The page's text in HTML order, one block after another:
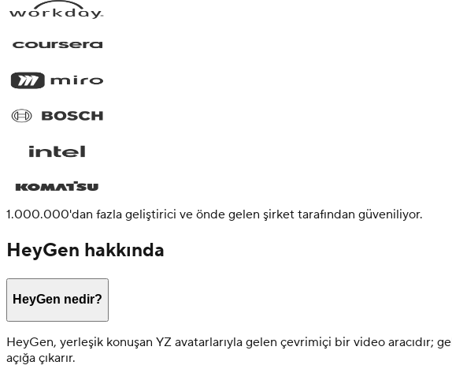
1.000.000'dan fazla geliştirici ve önde gelen şirket tarafından güveniliyor.
HeyGen hakkında
HeyGen nedir?
HeyGen, yerleşik konuşan YZ avatarlarıyla gelen çevrimiçi bir video aracıdır;
açığa çıkarır.